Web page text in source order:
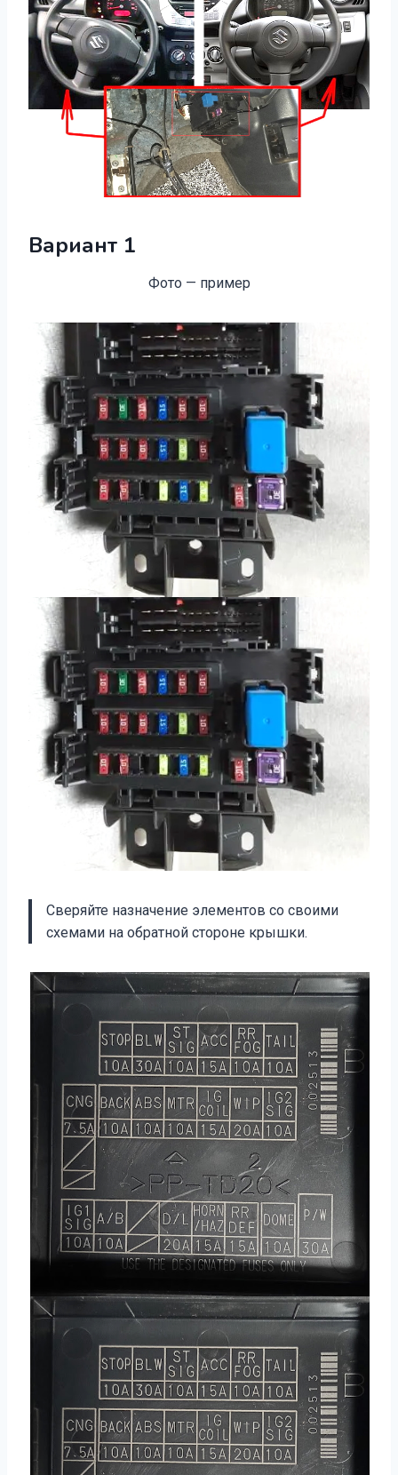
Вариант 1
Фото — пример
Сверяйте назначение элементов со своими
схемами на обратной стороне крышки.